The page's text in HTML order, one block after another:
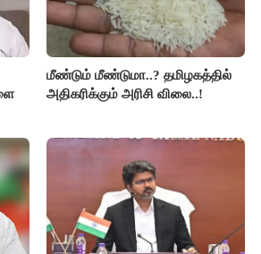
மீண்டும் மீண்டுமா..? தமிழகத்தில்
அதிகரிக்கும் அரிசி விலை..!